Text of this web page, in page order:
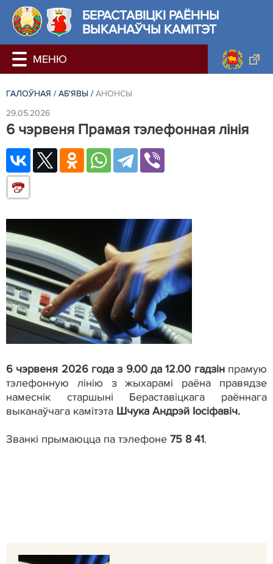
БЕРАСТАВIЦКI РАЁННЫ
ВЫКАНАЎЧЫ КАМІТЭТ
ГАЛОЎНАЯ / АБ'ЯВЫ / АНОНСЫ
29.05.2026
6 чэрвеня Прамая тэлефонная лінія
6 чэрвеня 2026 года з 9.00 да 12.00 гадзінпрамую
тэлефонную лінію з жыхарамі раёна правядзе
намеснік старшыні Бераставіцкага раённага
выканаўчага камітэта Шчука Андрэй Іосіфавіч.
Званкі прымаюцца па тэлефоне 75 8 41.